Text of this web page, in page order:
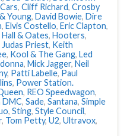
Cars, Cliff Richard, Crosby
Young, David Bowie, Dire
, Elvis Costello, Eric Clapton,
Hall & Oates, Hooters,
Judas Priest, Keith
, Kool & The Gang, Led
, Mick Jagger, Neil
, Patti Labelle, Paul
, Power Station.
, REO Speedwagon,
DMC, Sade, Santana, Simple
, Sting, Style Council,
, Tom Petty, U2, Ultravox,